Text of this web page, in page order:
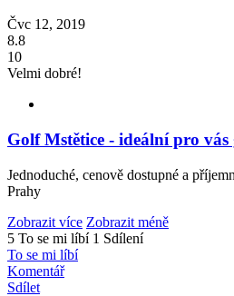
Čvc 12, 2019
8.8
10
Velmi dobré!
Golf Mstětice - ideální pro vás
Jednoduché, cenově dostupné a
Prahy
Zobrazit více Zobrazit méně
5 To se mi líbí 1 Sdílení
To se mi líbí
Komentář
Sdílet